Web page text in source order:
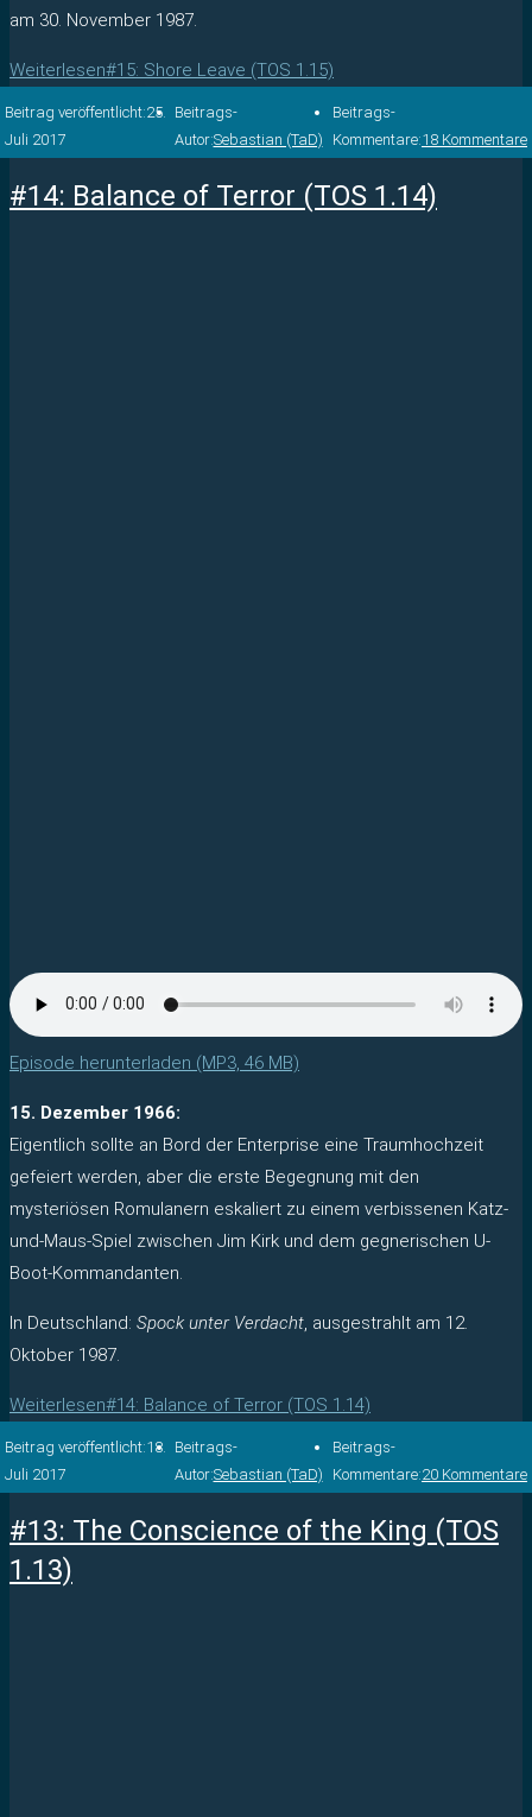
am 30. November 1987.
Weiterlesen#15: Shore Leave (TOS 1.15)
Beitrag veröffentlicht:25.
Juli 2017
Beitrags-
Autor:Sebastian (TaD)
Beitrags-
Kommentare:18 Kommentare
#14: Balance of Terror (TOS 1.14)
Episode herunterladen (MP3, 46 MB)
15. Dezember 1966:
Eigentlich sollte an Bord der Enterprise eine Traumhochzeit
gefeiert werden, aber die erste Begegnung mit den
mysteriösen Romulanern eskaliert zu einem verbissenen Katz-
und-Maus-Spiel zwischen Jim Kirk und dem gegnerischen U-
Boot-Kommandanten.
In Deutschland: Spock unter Verdacht, ausgestrahlt am 12.
Oktober 1987.
Weiterlesen#14: Balance of Terror (TOS 1.14)
Beitrag veröffentlicht:18.
Juli 2017
Beitrags-
Autor:Sebastian (TaD)
Beitrags-
Kommentare:20 Kommentare
#13: The Conscience of the King (TOS
1.13)